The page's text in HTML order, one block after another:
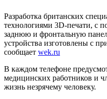
Разработка британских
технологиями 3D-печати, с
заднюю и фронтальную
устройства изготовлены с
сообщает wek.ru
В каждом телефоне
медицинских работников и
жизнь незрячему человеку.